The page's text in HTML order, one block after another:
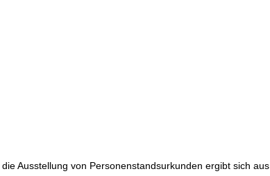
Ausstellung von Personenstandsurkunden ergibt sich aus